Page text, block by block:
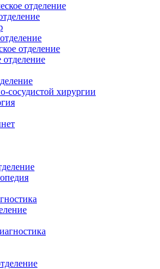
отделение
отделение
отделение
сосудистой хирургии